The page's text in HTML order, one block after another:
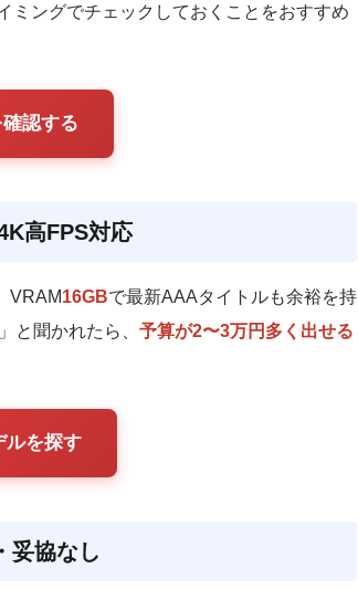
ミングでチェックしておくことをおすすめ
認する
高FPS対応
VRAM16GBで最新AAAタイトルも余裕を持
と聞かれたら、 予算が2〜3万円多く出せる
ルを探す
妥協なし